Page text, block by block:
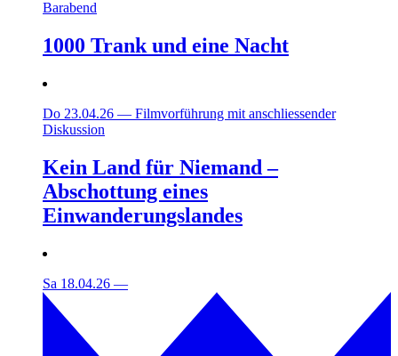
Barabend
1000 Trank und eine Nacht
Do 23.04.26 — Filmvorführung mit anschliessender
Diskussion
Kein Land für Niemand –
Abschottung eines
Einwanderungslandes
Sa 18.04.26 —